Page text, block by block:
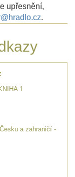
upřesnění,
.
1
a zahraničí -